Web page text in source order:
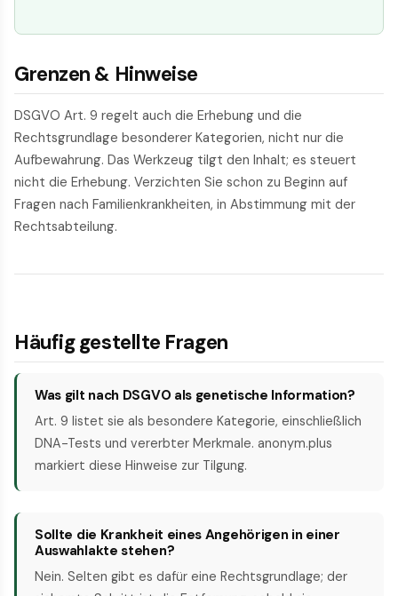
Grenzen & Hinweise
DSGVO Art. 9 regelt auch die Erhebung und die
Rechtsgrundlage besonderer Kategorien, nicht nur die
Aufbewahrung. Das Werkzeug tilgt den Inhalt; es steuert
nicht die Erhebung. Verzichten Sie schon zu Beginn auf
Fragen nach Familienkrankheiten, in Abstimmung mit der
Rechtsabteilung.
Häufig gestellte Fragen
Was gilt nach DSGVO als genetische Information?
Art. 9 listet sie als besondere Kategorie, einschließlich
DNA-Tests und vererbter Merkmale. anonym.plus
markiert diese Hinweise zur Tilgung.
Sollte die Krankheit eines Angehörigen in einer
Auswahlakte stehen?
Nein. Selten gibt es dafür eine Rechtsgrundlage; der